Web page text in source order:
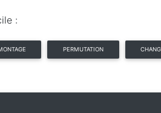
:
PERMUTATION